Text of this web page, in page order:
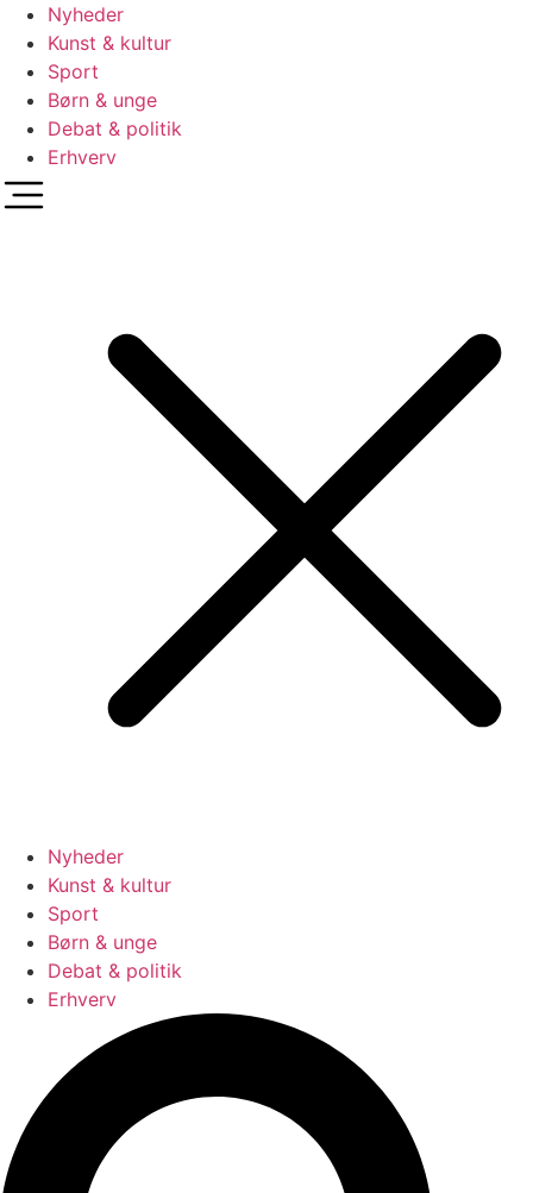
Nyheder
Kunst & kultur
Sport
Børn & unge
Debat & politik
Erhverv
Nyheder
Kunst & kultur
Sport
Børn & unge
Debat & politik
Erhverv